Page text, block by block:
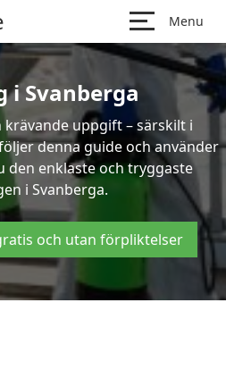
Menu
i Svanberga
krävande uppgift – särskilt i
denna guide och använder
enklaste och tryggaste
i Svanberga.
och utan förpliktelser